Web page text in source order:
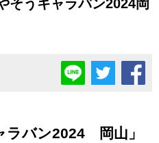
そうキャラバン2024岡
ラバン2024 岡山」